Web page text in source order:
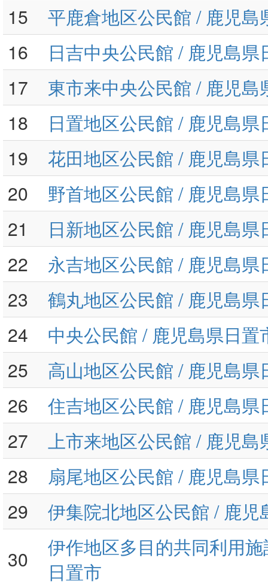
15
平鹿倉地区公民館 / 鹿児島
16
日吉中央公民館 / 鹿児島県
17
東市来中央公民館 / 鹿児島
18
日置地区公民館 / 鹿児島県
19
花田地区公民館 / 鹿児島県
20
野首地区公民館 / 鹿児島県
21
日新地区公民館 / 鹿児島県
22
永吉地区公民館 / 鹿児島県
23
鶴丸地区公民館 / 鹿児島県
24
中央公民館 / 鹿児島県日置
25
高山地区公民館 / 鹿児島県
26
住吉地区公民館 / 鹿児島県
27
上市来地区公民館 / 鹿児島
28
扇尾地区公民館 / 鹿児島県
29
伊集院北地区公民館 / 鹿児
30
伊作地区多目的共同利用
日置市